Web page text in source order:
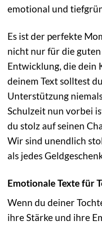
emotional und
Es ist der perfekte
nicht nur für die
Entwicklung, die dein
deinem Text solltest
Unterstützung
Schulzeit nun vorbei
du stolz auf seinen
Wir sind unendlich
als jedes
Emotionale Texte für
Wenn du deiner
ihre Stärke und ihre